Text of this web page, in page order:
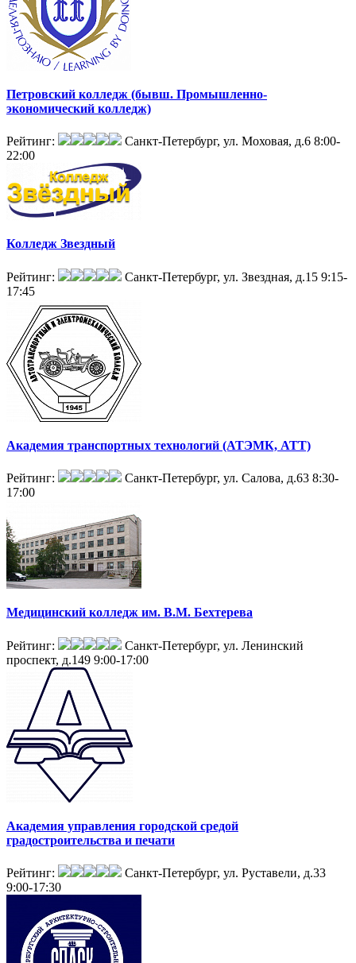
Петровский колледж (бывш. Промышленно-
экономический колледж)
Рейтинг: Санкт-Петербург, ул. Моховая, д.6 8:00-
22:00
Колледж Звездный
Рейтинг: Санкт-Петербург, ул. Звездная, д.15 9:15-
17:45
Академия транспортных технологий (АТЭМК, АТТ)
Рейтинг: Санкт-Петербург, ул. Салова, д.63 8:30-
17:00
Медицинский колледж им. В.М. Бехтерева
Рейтинг:
Санкт-Петербург, ул. Ленинский
проспект, д.149 9:00-17:00
Академия управления городской средой
градостроительства и печати
Рейтинг:
Санкт-Петербург, ул. Руставели, д.33
9:00-17:30